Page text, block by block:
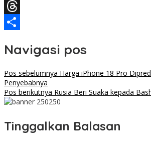
Facebook
Threads
Navigasi pos
Pos sebelumnya Harga iPhone 18 Pro
Penyebabnya
Pos berikutnya Rusia Beri Suaka kepada
Tinggalkan Balasan